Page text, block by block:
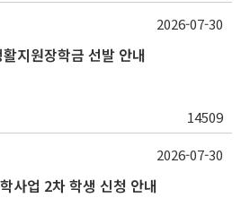
지원장학금 선발 안내
14509
2026-07-30
사업 2차 학생 신청 안내
2026-07-30